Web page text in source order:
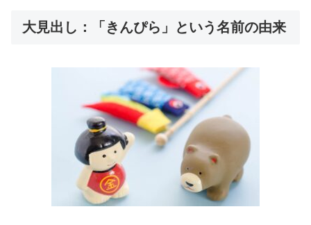
大見出し：「きんぴら」という名前の由来